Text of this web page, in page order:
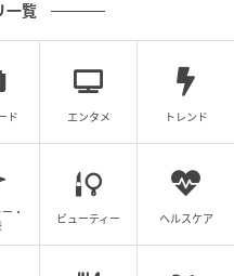
黒を上手に着ている人
ートのテクニック
一覧
ド エンタメ トレンド
・
ビューティー ヘルスケア